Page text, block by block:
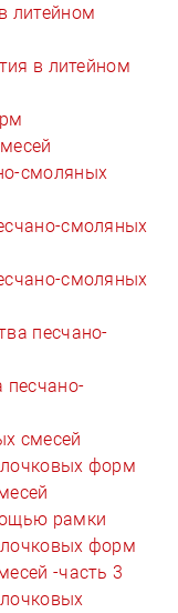
литейном
в литейном
смоляных
смоляных
смоляных
песчано-
песчано-
смесей
форм
рамки
форм
-часть 3